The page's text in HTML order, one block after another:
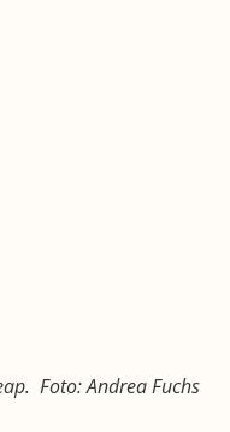
Foto: Andrea Fuchs